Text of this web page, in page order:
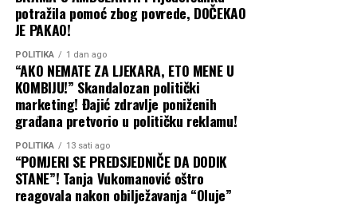
privremenu mjeru kojom se zabranjuje sprovođenje
odluke Upravnog odbora „Sarajevo-gasa“ o njegovoj
smjeni.
Podsjećamo i da je CAPITAL godinama unazad pisao o
Eleku i njegovim poslovnim potezima pogotovo u vezi sa
javnim nabavkama OC Jahorina, što je privuklo i pažnju
Tužilaštva BiH. Branio se uglavnom lažima i klevetom,
zbog čega je pravosnažno osuđen i suočen sa još
nekoliko tužbi.
potražila pomoć zbog povrede, DOČEKAO
JE PAKAO!
POLITIKA 1 dan ago
“AKO NEMATE ZA LJEKARA, ETO MENE U
KOMBIJU!” Skandalozan politički
marketing! Đajić zdravlje poniženih
građana pretvorio u političku reklamu!
POLITIKA 13 sati ago
“POMJERI SE PREDSJEDNIČE DA DODIK
STANE”! Tanja Vukomanović oštro
reagovala nakon obilježavanja “Oluje”